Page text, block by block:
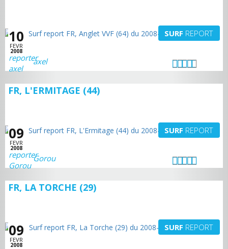
10
FEVR
2008
SURF REPORT
axel
FR, L'ERMITAGE (44)
09
FEVR
2008
SURF REPORT
Gorou
FR, LA TORCHE (29)
09
FEVR
2008
SURF REPORT